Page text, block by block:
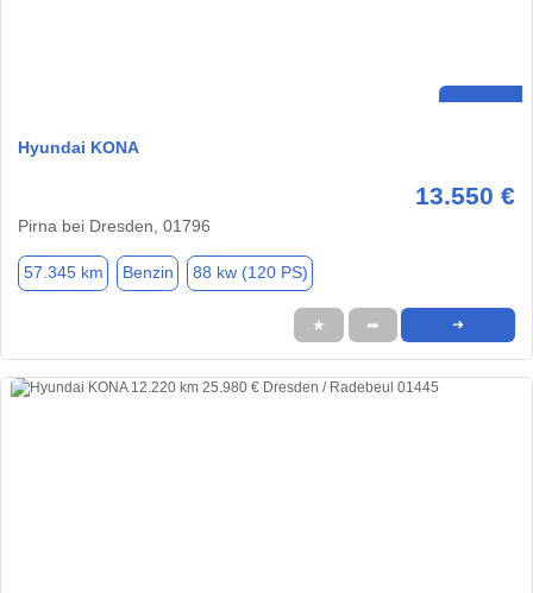
Hyundai KONA
13.550 €
Pirna bei Dresden, 01796
57.345 km Benzin 88 kw (120 PS)
★ ➦ ➜